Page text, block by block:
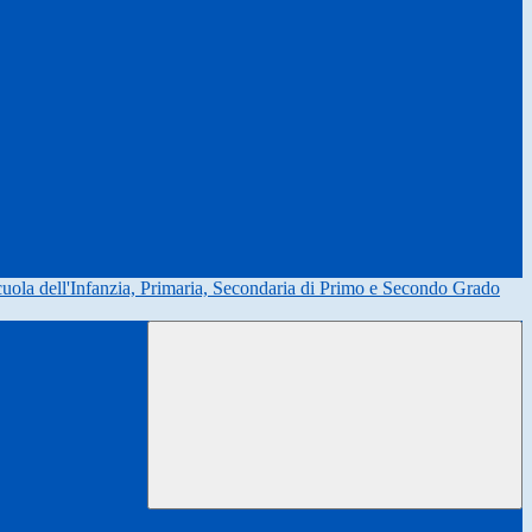
dell'Infanzia, Primaria, Secondaria di Primo e Secondo Grado